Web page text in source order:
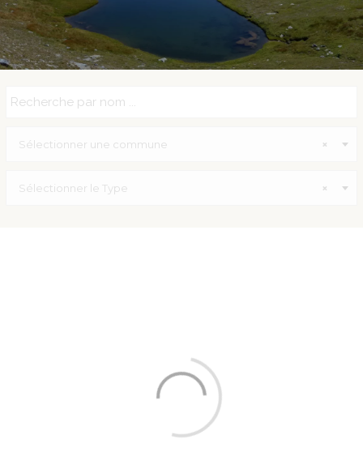
×
Sélectionner une commune
×
Sélectionner le Type